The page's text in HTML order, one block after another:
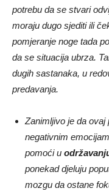
potrebu da se stvari
moraju dugo sjediti ili
pomjeranje noge tada
da se situacija ubrza.
dugih sastanaka, u
predavanja.
Zanimljivo je da
negativnim
pomoći u
ponekad djeluju
mozgu da ostane